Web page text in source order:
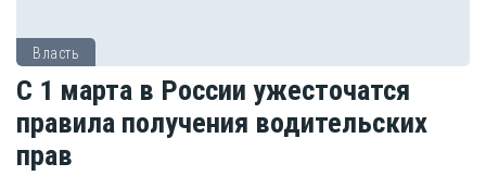
Власть
С 1 марта в России ужесточатся
правила получения водительских
прав